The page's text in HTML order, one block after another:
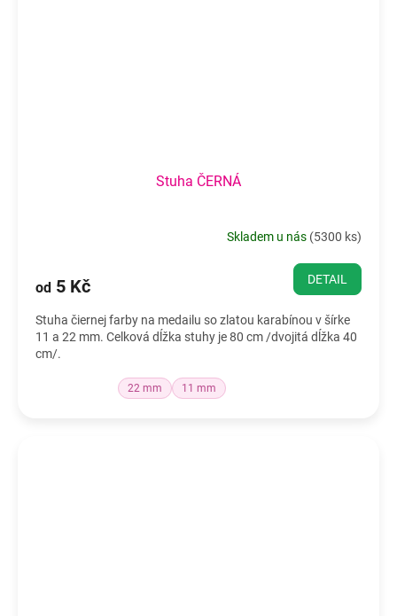
Stuha ČERNÁ
Skladem u nás (5300 ks)
od 5 Kč DETAIL
Stuha čiernej farby na medailu so zlatou karabínou v šírke
11 a 22 mm. Celková dĺžka stuhy je 80 cm /dvojitá dĺžka 40
cm/.
22 mm 11 mm